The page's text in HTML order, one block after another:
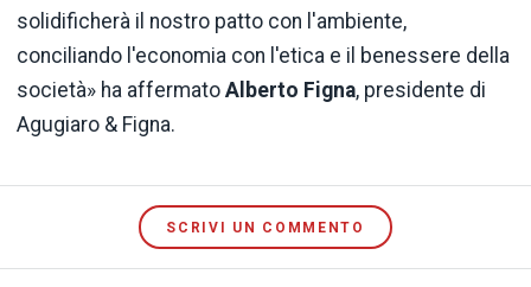
solidificherà il nostro patto con l'ambiente,
conciliando l'economia con l'etica e il benessere della
società» ha affermato Alberto Figna, presidente di
Agugiaro & Figna.
SCRIVI UN COMMENTO